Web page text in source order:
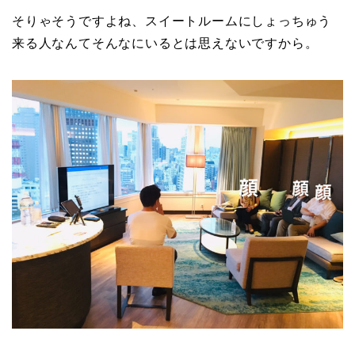
そりゃそうですよね、スイートルームにしょっちゅう
来る人なんてそんなにいるとは思えないですから。